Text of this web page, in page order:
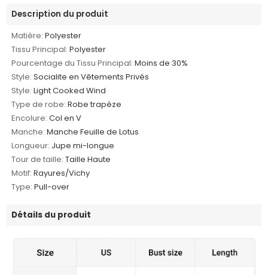
Description du produit
Matière: Polyester
Tissu Principal: Polyester
Pourcentage du Tissu Principal: Moins de 30%
Style: Socialite en Vêtements Privés
Style: Light Cooked Wind
Type de robe: Robe trapèze
Encolure: Col en V
Manche: Manche Feuille de Lotus
Longueur: Jupe mi-longue
Tour de taille: Taille Haute
Motif: Rayures/Vichy
Type: Pull-over
Détails du produit